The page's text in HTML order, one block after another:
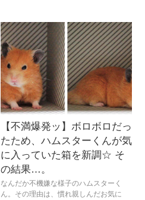
【不満爆発ッ】ボロボロだっ
たため、ハムスターくんが気
に入っていた箱を新調☆ そ
の結果…。
なんだか不機嫌な様子のハムスターく
ん。その理由は、慣れ親しんだお気に